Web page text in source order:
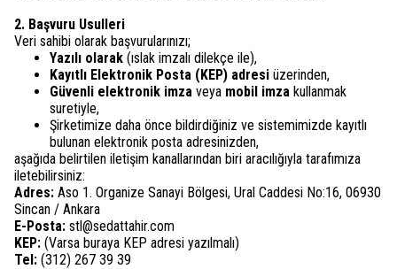
2. Başvuru Usulleri
Veri sahibi olarak başvurularınızı;
Yazılı olarak (ıslak imzalı dilekçe ile),
Kayıtlı Elektronik Posta (KEP) adresi üzerinden,
Güvenli elektronik imza veya mobil imza kullanmak
suretiyle,
Şirketimize daha önce bildirdiğiniz ve sistemimizde kayıtlı
bulunan elektronik posta adresinizden,
aşağıda belirtilen iletişim kanallarından biri aracılığıyla tarafımıza
iletebilirsiniz:
Adres: Aso 1. Organize Sanayi Bölgesi, Ural Caddesi No:16, 06930
Sincan / Ankara
E-Posta: stl@sedattahir.com
KEP: (Varsa buraya KEP adresi yazılmalı)
Tel: (312) 267 39 39